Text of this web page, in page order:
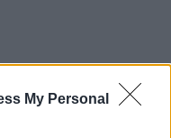
My Personal